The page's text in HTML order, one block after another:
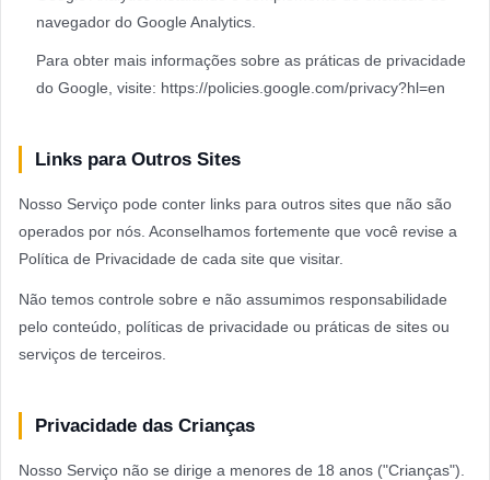
navegador do Google Analytics.
Para obter mais informações sobre as práticas de privacidade
do Google, visite: https://policies.google.com/privacy?hl=en
Links para Outros Sites
Nosso Serviço pode conter links para outros sites que não são
operados por nós. Aconselhamos fortemente que você revise a
Política de Privacidade de cada site que visitar.
Não temos controle sobre e não assumimos responsabilidade
pelo conteúdo, políticas de privacidade ou práticas de sites ou
serviços de terceiros.
Privacidade das Crianças
Nosso Serviço não se dirige a menores de 18 anos ("Crianças").